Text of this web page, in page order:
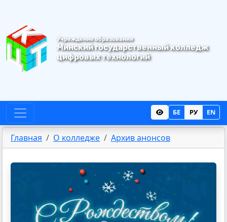
Учреждение образования
Минский государственный колледж
цифровыхтехнологий
БЕ РУ EN
Главная О колледже Архив анонсов